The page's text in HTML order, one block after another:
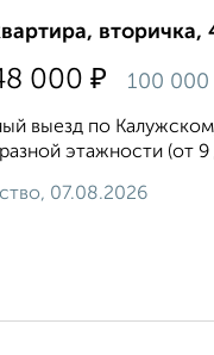
вторичка,
000 ₽ 100 000
выезд по
этажности (от
07.08.2026